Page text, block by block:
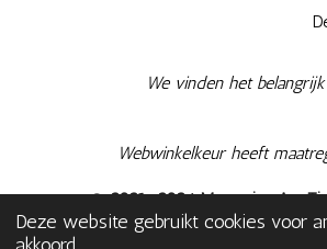
Deze website gebruikt cookies voor
We vinden het
Webwinkelkeur heeft
© 2021-2026 Memories Are
NL003566935B02|Algemene